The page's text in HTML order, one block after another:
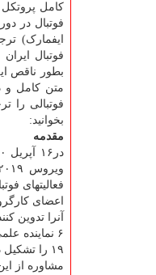
کامل پروتکل
فوتبال در
ایفمارک)
فوتبال
بطور ناقص
متن کامل و
فوتبالی را
بخوانید:
مقدمه
فعالیتهای
آنرا تدوین
۶ نماینده
۱۹ را تشکیل دادند.
مشاوره از